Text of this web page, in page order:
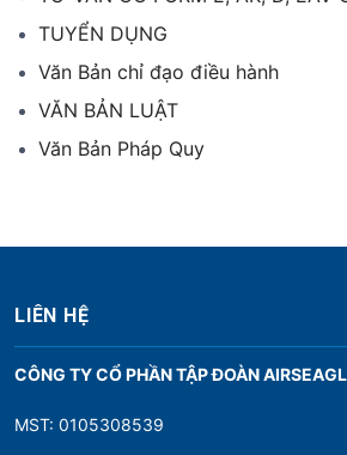
TUYỂN DỤNG
Văn Bản chỉ đạo điều hành
VĂN BẢN LUẬT
Văn Bản Pháp Quy
LIÊN HỆ
CÔNG TY CỔ PHẦN TẬP ĐOÀN
MST: 0105308539